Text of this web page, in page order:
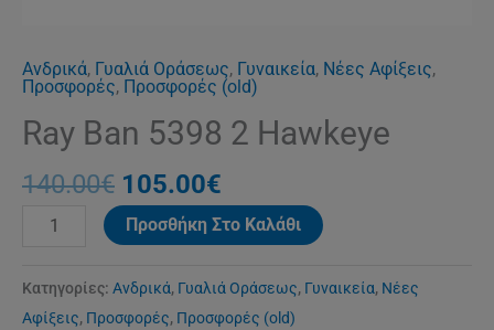
Ανδρικά, Γυαλιά Οράσεως, Γυναικεία, Νέες Αφίξεις,
Προσφορές, Προσφορές (old)
Ray Ban 5398 2 Hawkeye
140.00€ 105.00€
Προσθήκη Στο Καλάθι
Κατηγορίες: Ανδρικά, Γυαλιά Οράσεως, Γυναικεία, Νέες
Αφίξεις, Προσφορές, Προσφορές (old)